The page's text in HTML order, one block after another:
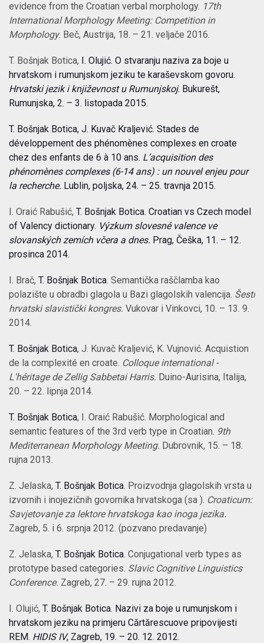
evidence from the Croatian verbal morphology. 17th
International Morphology Meeting: Competition in
Morphology. Beč, Austrija, 18. – 21. veljače 2016.
T. Bošnjak Botica, I. Olujić. O stvaranju naziva za boje u
hrvatskom i rumunjskom jeziku te karaševskom govoru.
Hrvatski jezik i književnost u Rumunjskoj. Bukurešt,
Rumunjska, 2. – 3. listopada 2015.
T. Bošnjak Botica, J. Kuvač Kraljević. Stades de
développement des phénomènes complexes en croate
chez des enfants de 6 à 10 ans. L’acquisition des
phénomènes complexes (6-14 ans) : un nouvel enjeu pour
la recherche. Lublin, poljska, 24. – 25. travnja 2015.
I. Oraić Rabušić, T. Bošnjak Botica. Croatian vs Czech model
of Valency dictionary. Výzkum slovesné valence ve
slovanských zemích včera a dnes. Prag, Češka, 11. – 12.
prosinca 2014.
I. Brač, T. Bošnjak Botica. Semantička raščlamba kao
polazište u obradbi glagola u Bazi glagolskih valencija. Šesti
hrvatski slavistički kongres. Vukovar i Vinkovci, 10. – 13. 9.
2014.
T. Bošnjak Botica, J. Kuvač Kraljević, K. Vujnović. Acquistion
de la complexité en croate. Colloque international -
L'héritage de Zellig Sabbetai Harris. Duino-Aurisina, Italija,
20. – 22. lipnja 2014.
T. Bošnjak Botica, I. Oraić Rabušić. Morphological and
semantic features of the 3rd verb type in Croatian. 9th
Mediterranean Morphology Meeting. Dubrovnik, 15. – 18.
rujna 2013.
Z. Jelaska, T. Bošnjak Botica. Proizvodnja glagolskih vrsta u
izvornih i inojezičnih govornika hrvatskoga (sa ). Croaticum:
Savjetovanje za lektore hrvatskoga kao inoga jezika.
Zagreb, 5. i 6. srpnja 2012. (pozvano predavanje)
Z. Jelaska, T. Bošnjak Botica. Conjugational verb types as
prototype based categories. Slavic Cognitive Linguistics
Conference. Zagreb, 27. – 29. rujna 2012.
I. Olujić, T. Bošnjak Botica. Nazivi za boje u rumunjskom i
hrvatskom jeziku na primjeru Cărtărescuove pripovijesti
REM. HIDIS IV, Zagreb, 19. – 20. 12. 2012.